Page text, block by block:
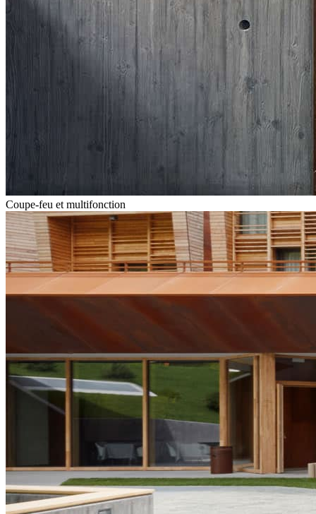
Coupe-feu et multifonction